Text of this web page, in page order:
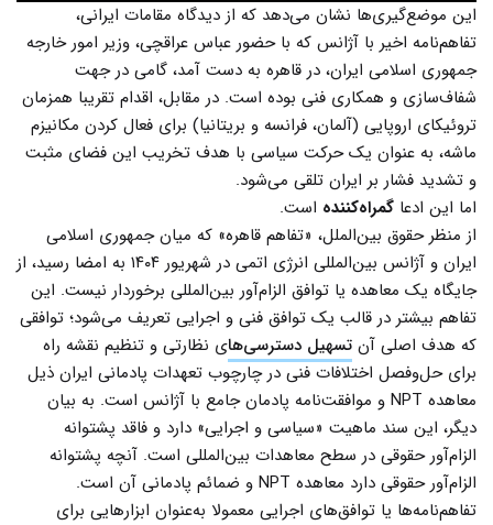
این موضع‌گیری‌ها نشان می‌دهد که از دیدگاه مقامات ایرانی،
تفاهم‌نامه اخیر با آژانس که با حضور عباس عراقچی، وزیر امور خارجه
جمهوری اسلامی ایران، در قاهره به دست آمد، گامی در جهت
شفاف‌سازی و همکاری فنی بوده است. در مقابل، اقدام تقریبا همزمان
تروئیکای اروپایی (آلمان، فرانسه و بریتانیا) برای فعال کردن مکانیزم
ماشه، به عنوان یک حرکت سیاسی با هدف تخریب این فضای مثبت
و تشدید فشار بر ایران تلقی می‌شود.
اما این ادعا گمراه‌کننده است.
از منظر حقوق بین‌الملل، «تفاهم قاهره» که میان جمهوری اسلامی
ایران و آژانس بین‌المللی انرژی اتمی در شهریور ۱۴۰۴ به امضا رسید، از
جایگاه یک معاهده یا توافق الزام‌آور بین‌المللی برخوردار نیست. این
تفاهم بیشتر در قالب یک توافق فنی و اجرایی تعریف می‌شود؛ توافقی
که هدف اصلی آن تسهیل دسترسی‌های نظارتی و تنظیم نقشه راه
برای حل‌وفصل اختلافات فنی در چارچوب تعهدات پادمانی ایران ذیل
معاهده NPT و موافقت‌نامه پادمان جامع با آژانس است. به بیان
دیگر، این سند ماهیت «سیاسی و اجرایی» دارد و فاقد پشتوانه
الزام‌آور حقوقی در سطح معاهدات بین‌المللی است. آنچه پشتوانه
الزام‌آور حقوقی دارد معاهده NPT و ضمائم پادمانی آن است.
تفاهم‌نامه‌ها یا توافق‌های اجرایی معمولا به‌عنوان ابزارهایی برای